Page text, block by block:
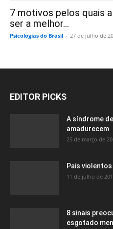
7 motivos pelos quais
ser a melhor...
Psicologias do Brasil - 27 de julho de
EDITOR PICKS
A síndrome
amadurecem
25 de março de
Pais
11 de julho de
8 sinais
esgotado